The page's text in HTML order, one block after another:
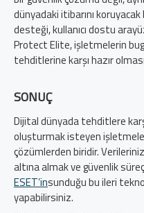
dünyadaki itibarını koruyacak
desteği, kullanıcı dostu
Protect Elite, işletmelerin
tehditlerine karşı hazır
SONUÇ
Dijital dünyada tehditlere
oluşturmak isteyen
çözümlerden biridir.
altına almak ve güvenlik
ESET’insunduğu bu ileri
yapabilirsiniz.